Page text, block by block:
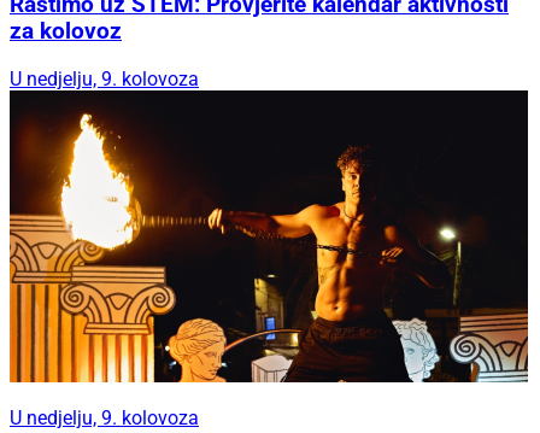
za kolovoz
U nedjelju, 9. kolovoza
U nedjelju, 9. kolovoza